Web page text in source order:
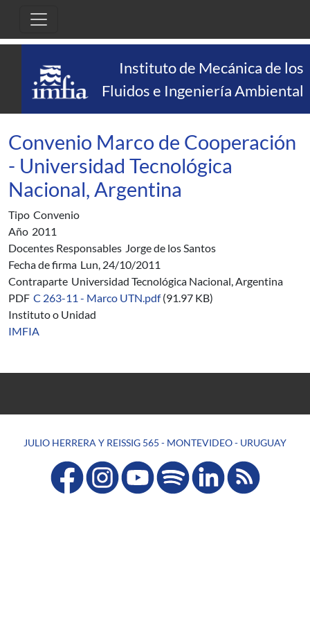
Instituto de Mecánica de los
Fluidos e Ingeniería Ambiental
Convenio Marco de Cooperación
- Universidad Tecnológica
Nacional, Argentina
Tipo Convenio
Año 2011
Docentes Responsables Jorge de los Santos
Fecha de firma Lun, 24/10/2011
Contraparte Universidad Tecnológica Nacional, Argentina
PDF C 263-11 - Marco UTN.pdf (91.97 KB)
Instituto o Unidad
IMFIA
JULIO HERRERA Y REISSIG 565 - MONTEVIDEO - URUGUAY